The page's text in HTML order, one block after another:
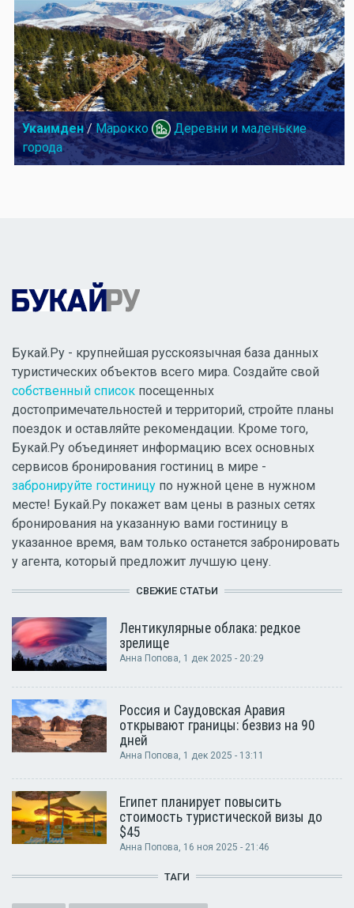
Укаимден/ Марокко
Деревни и маленькие
города
Букай.Ру - крупнейшая русскоязычная база данных
туристических объектов всего мира. Создайте свой
собственный список посещенных
достопримечательностей и территорий, стройте планы
поездок и оставляйте рекомендации. Кроме того,
Букай.Ру объединяет информацию всех основных
сервисов бронирования гостиниц в мире -
забронируйте гостиницу по нужной цене в нужном
месте! Букай.Ру покажет вам цены в разных сетях
бронирования на указанную вами гостиницу в
указанное время, вам только останется забронировать
у агента, который предложит лучшую цену.
СВЕЖИЕ СТАТЬИ
Лентикулярные облака: редкое
зрелище
Анна Попова, 1 дек 2025 - 20:29
Россия и Саудовская Аравия
открывают границы: безвиз на 90
дней
Анна Попова, 1 дек 2025 - 13:11
Египет планирует повысить
стоимость туристической визы до
$45
Анна Попова, 16 ноя 2025 - 21:46
ТАГИ